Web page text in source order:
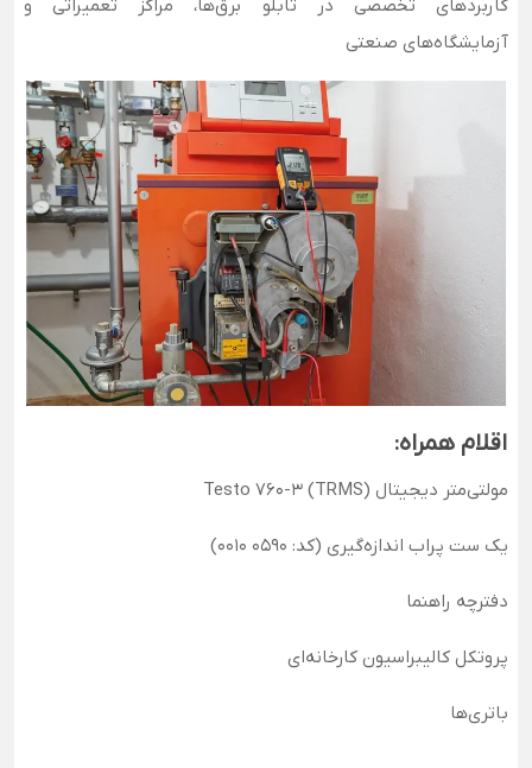
کاربردهای تخصصی در تابلو برق‌ها، مراکز تعمیراتی و
آزمایشگاه‌های صنعتی
اقلام همراه:
مولتی‌متر دیجیتال Testo 760-3 (TRMS)
یک ست پراب اندازه‌گیری (کد: 0590 0010)
دفترچه راهنما
پروتکل کالیبراسیون کارخانه‌ای
باتری‌ها